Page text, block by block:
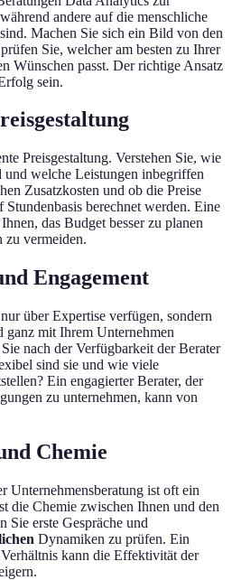
andere auf die menschliche
Machen Sie sich ein Bild von den
Sie, welcher am besten zu Ihrer
Wünschen passt. Der richtige Ansatz
sein.
Preisgestaltung. Verstehen Sie, wie
welche Leistungen inbegriffen
Zusatzkosten und ob die Preise
berechnet werden. Eine
das Budget besser zu planen
zu vermeiden.
Engagement
über Expertise verfügen, sondern
ganz mit Ihrem Unternehmen
nach der Verfügbarkeit der Berater
sind sie und wie viele
Ein engagierter Berater, der
zu unternehmen, kann von
Chemie
Unternehmensberatung ist oft ein
die Chemie zwischen Ihnen und den
Sie erste Gespräche und
Dynamiken zu prüfen. Ein
kann die Effektivität der